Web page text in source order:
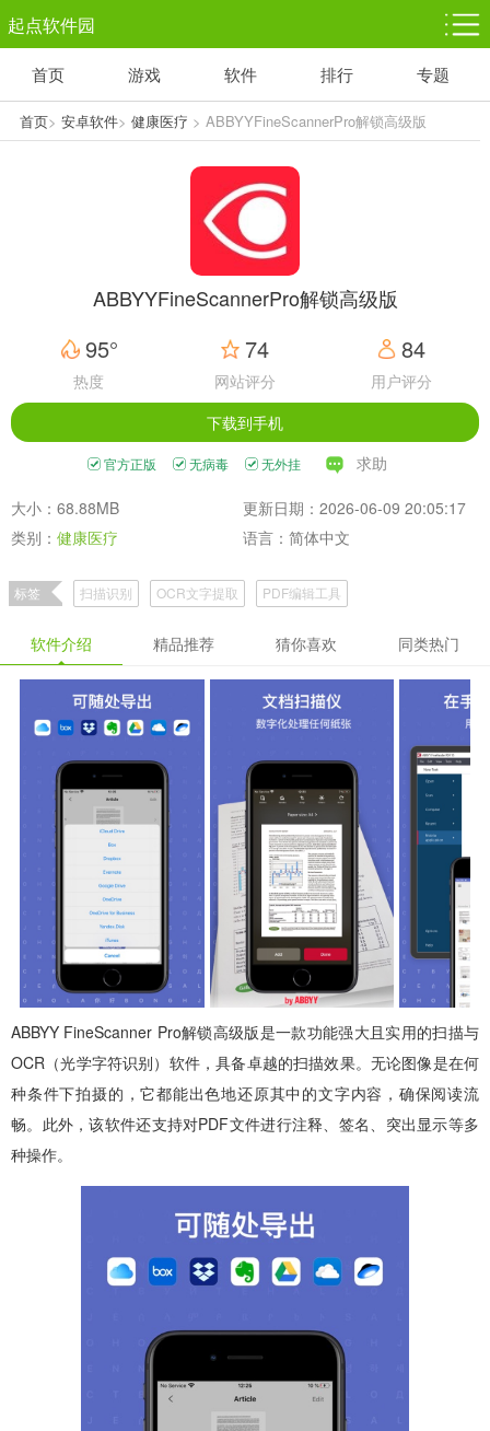
起点软件园
塔防游戏
1千+款游戏
休闲益智
1万+款游戏
体育竞技
5百+款游戏
赛车竞速
3百+款游戏
首页 游戏 软件 排行 专题
首页> 安卓软件> 健康医疗 > ABBYYFineScannerPro解锁高级版
ABBYYFineScannerPro解锁高级版
95°
热度
74
网站评分
84
用户评分
下载到手机
官方正版 无病毒 无外挂 求助
大小：68.88MB
更新日期：2026-06-09 20:05:17
类别： 健康医疗 语言：简体中文
标签 扫描识别 OCR文字提取 PDF编辑工具
软件介绍 精品推荐 猜你喜欢 同类热门
ABBYY FineScanner Pro解锁高级版是一款功能强大且实用的扫描与
OCR（光学字符识别）软件，具备卓越的扫描效果。无论图像是在何
种条件下拍摄的，它都能出色地还原其中的文字内容，确保阅读流
畅。此外，该软件还支持对PDF文件进行注释、签名、突出显示等多
种操作。